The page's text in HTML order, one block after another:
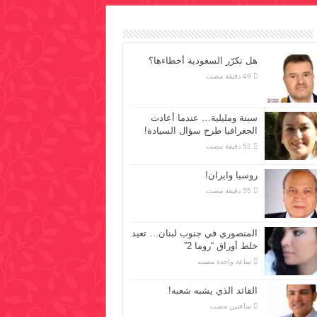
هل تكرّر السعودية أخطاءها؟
سبتة ومليلية… عندما أعادت
الجغرافيا طرح سؤال السيادة!
روسيا وايران!
المنصوري في جنوب لبنان… تعيد
خلط أوراق “روما 2”
‏ساعة واحدة مضت
القائد الذي يشبه شعبه!
‏ساعتين مضت